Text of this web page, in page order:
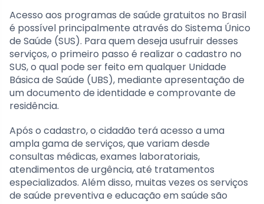
Acesso aos programas de saúde gratuitos no Brasil
é possível principalmente através do Sistema Único
de Saúde (SUS). Para quem deseja usufruir desses
serviços, o primeiro passo é realizar o cadastro no
SUS, o qual pode ser feito em qualquer Unidade
Básica de Saúde (UBS), mediante apresentação de
um documento de identidade e comprovante de
residência.
Após o cadastro, o cidadão terá acesso a uma
ampla gama de serviços, que variam desde
consultas médicas, exames laboratoriais,
atendimentos de urgência, até tratamentos
especializados. Além disso, muitas vezes os serviços
de saúde preventiva e educação em saúde são